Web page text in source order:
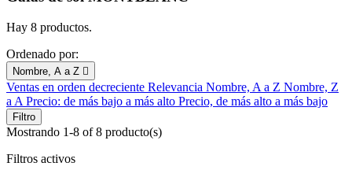
Hay 8 productos.
Ordenado por:
Nombre, A a Z 
Ventas en orden decreciente Relevancia Nombre, A a Z Nombre, Z
a A Precio: de más bajo a más alto Precio, de más alto a más bajo
Filtro
Mostrando 1-8 of 8 producto(s)
Filtros activos